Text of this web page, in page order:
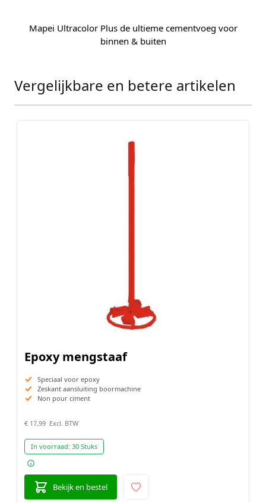
Mapei Ultracolor Plus de ultieme cementvoeg voor
binnen & buiten
Press to skip carousel
Vergelijkbare en betere artikelen
Epoxy mengstaaf
Speciaal voor epoxy
Zeskant aansluiting boormachine
Non pour ciment
€ 17,99
In voorraad: 30 Stuks
Bekijk en bestel